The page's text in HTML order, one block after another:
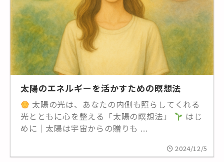
太陽のエネルギーを活かすための瞑想法
太陽の光は、あなたの内側も照らしてくれる
光とともに心を整える「太陽の瞑想法」
はじ
めに｜太陽は宇宙からの贈りも ...
2024/12/5